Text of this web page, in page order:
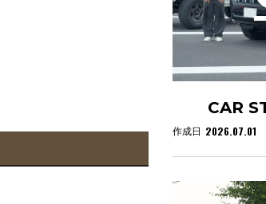
CAR
作成日 2026.07.01